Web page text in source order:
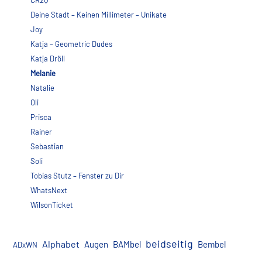
Deine Stadt – Keinen Millimeter – Unikate
Joy
Katja – Geometric Dudes
Katja Dröll
Melanie
Natalie
Oli
Prisca
Rainer
Sebastian
Soli
Tobias Stutz – Fenster zu Dir
WhatsNext
WilsonTicket
ADxWN Alphabet Augen BAMbel beidseitig Bembel